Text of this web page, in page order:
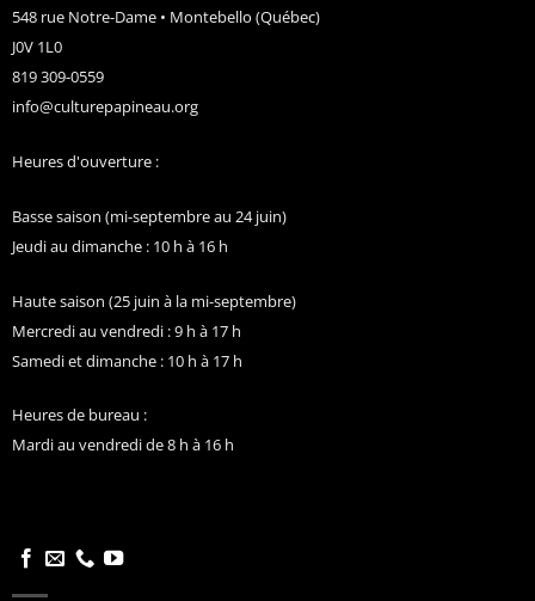
548 rue Notre-Dame • Montebello (Québec)
J0V 1L0
819 309-0559
info@culturepapineau.org
Heures d'ouverture :
Basse saison (mi-septembre au 24 juin)
Jeudi au dimanche : 10 h à 16 h
Haute saison (25 juin à la mi-septembre)
Mercredi au vendredi : 9 h à 17 h
Samedi et dimanche : 10 h à 17 h
Heures de bureau :
Mardi au vendredi de 8 h à 16 h